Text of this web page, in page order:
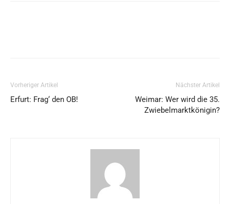
Vorheriger Artikel
Erfurt: Frag‘ den OB!
Nächster Artikel
Weimar: Wer wird die 35.
Zwiebelmarktkönigin?